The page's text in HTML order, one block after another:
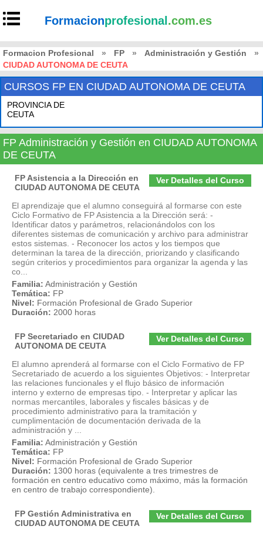
Formacionprofesional .com.es
Formacion Profesional » FP » Administración y Gestión
»
CIUDAD AUTONOMA DE CEUTA
CURSOS FP EN CIUDAD AUTONOMA DE CEUTA
PROVINCIA DE
CEUTA
FP Administración y Gestión en CIUDAD AUTONOMA
DE CEUTA
Ver Detalles del Curso
FP Asistencia a la Dirección en
CIUDAD AUTONOMA DE CEUTA
El aprendizaje que el alumno conseguirá al formarse con este
Ciclo Formativo de FP Asistencia a la Dirección será: -
Identificar datos y parámetros, relacionándolos con los
diferentes sistemas de comunicación y archivo para administrar
estos sistemas. - Reconocer los actos y los tiempos que
determinan la tarea de la dirección, priorizando y clasificando
según criterios y procedimientos para organizar la agenda y las
co...
Familia: Administración y Gestión
Temática: FP
Nivel: Formación Profesional de Grado Superior
Duración: 2000 horas
Ver Detalles del Curso
FP Secretariado en CIUDAD
AUTONOMA DE CEUTA
El alumno aprenderá al formarse con el Ciclo Formativo de FP
Secretariado de acuerdo a los siguientes Objetivos: - Interpretar
las relaciones funcionales y el flujo básico de información
interno y externo de empresas tipo. - Interpretar y aplicar las
normas mercantiles, laborales y fiscales básicas y de
procedimiento administrativo para la tramitación y
cumplimentación de documentación derivada de la
administración y ...
Familia: Administración y Gestión
Temática: FP
Nivel: Formación Profesional de Grado Superior
Duración: 1300 horas (equivalente a tres trimestres de
formación en centro educativo como máximo, más la formación
en centro de trabajo correspondiente).
Ver Detalles del Curso
FP Gestión Administrativa en
CIUDAD AUTONOMA DE CEUTA